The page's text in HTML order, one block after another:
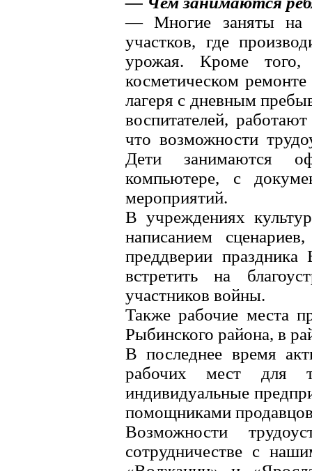
— Многие заняты на
участков, где
урожая. Кроме
косметическом
лагеря с дневным
воспитателей,
что возможности
Дети занимаются
компьютере, с
мероприятий.
В учреждениях
написанием
преддверии
встретить на
участников войны.
Также рабочие места
Рыбинского района, в
В последнее время
рабочих мест для
индивидуальные
помощниками
Возможности
сотрудничестве с